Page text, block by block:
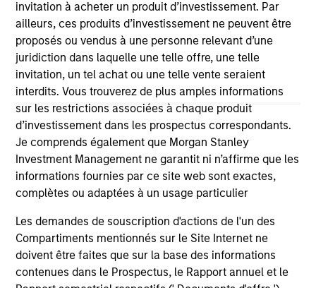
invitation à acheter un produit d’investissement. Par
ailleurs, ces produits d’investissement ne peuvent être
proposés ou vendus à une personne relevant d’une
juridiction dans laquelle une telle offre, une telle
invitation, un tel achat ou une telle vente seraient
interdits. Vous trouverez de plus amples informations
sur les restrictions associées à chaque produit
d’investissement dans les prospectus correspondants.
Je comprends également que Morgan Stanley
Investment Management ne garantit ni n’affirme que les
informations fournies par ce site web sont exactes,
complètes ou adaptées à un usage particulier
Les demandes de souscription d'actions de l'un des
Compartiments mentionnés sur le Site Internet ne
doivent être faites que sur la base des informations
contenues dans le Prospectus, le Rapport annuel et le
not and does not imply any endorsement, approval,
investigation, verification or monitoring by us of any
information contained in any hyperlinked site. In no event
shall we be responsible for the information contained on
the site or your use of such site.
Morgan Stanley